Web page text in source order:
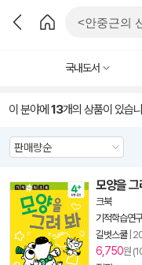
국내도서
이 분야에 13개의 상품이 있습
모양을 그
크북
기적학습연
길벗스쿨|
6,750원